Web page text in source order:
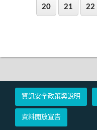
20 21 22
資訊安全政策與說明
資料開放宣告